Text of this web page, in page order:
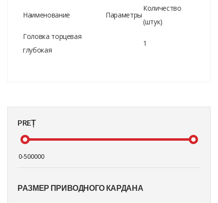
PREȚ
РАЗМЕР ПРИВОДНОГО КАРДАНА
Наименование Параметры
Количество
(штук)
Головка торцевая
глубокая
1